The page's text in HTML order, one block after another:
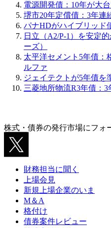
電源開発債：10年が大
堺市20年定償債：3年連
パナHDがハイブリッド
日立（A2/P-1）を安定
ーズ）
太平洋セメント5年債：
ルファ
ジェイテクトが5年債を
三菱地所物流R3年債：3
株式・債券の発行市場にフォ
財務担当に聞く
上場会見
新規上場企業のいま
M＆A
格付け
債券案件レビュー